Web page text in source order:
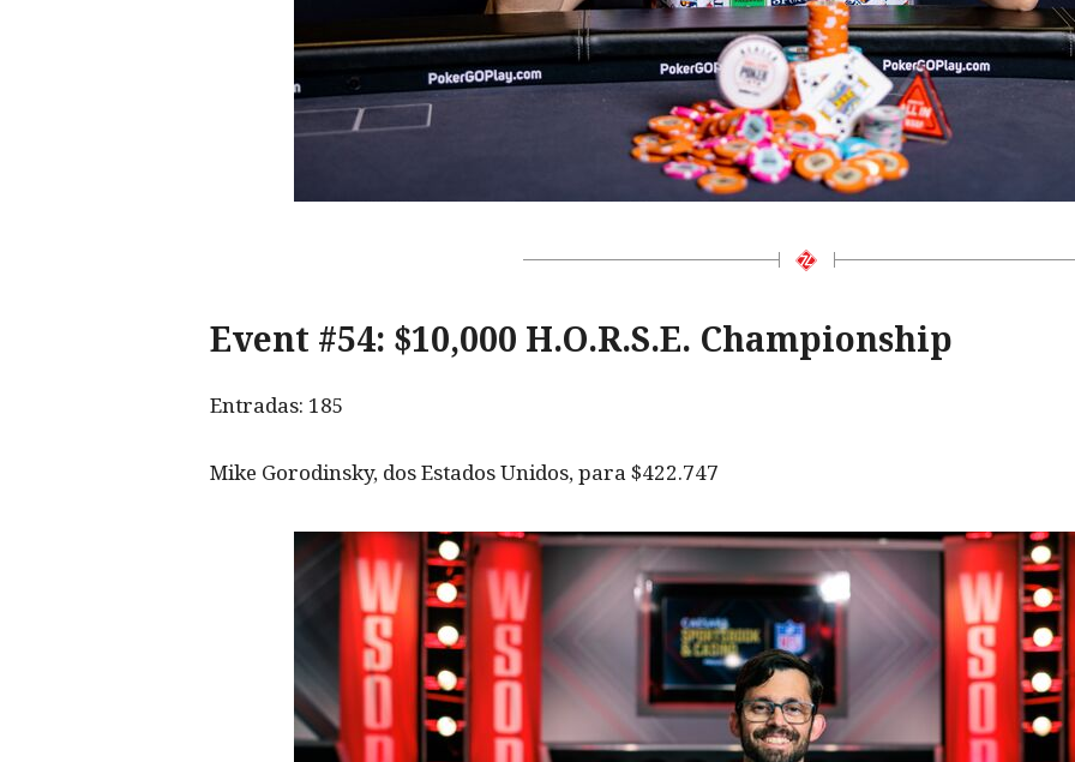
Event #54: $10,000 H.O.R.S.E. Championship
Entradas: 185
Mike Gorodinsky, dos Estados Unidos, para $422.747